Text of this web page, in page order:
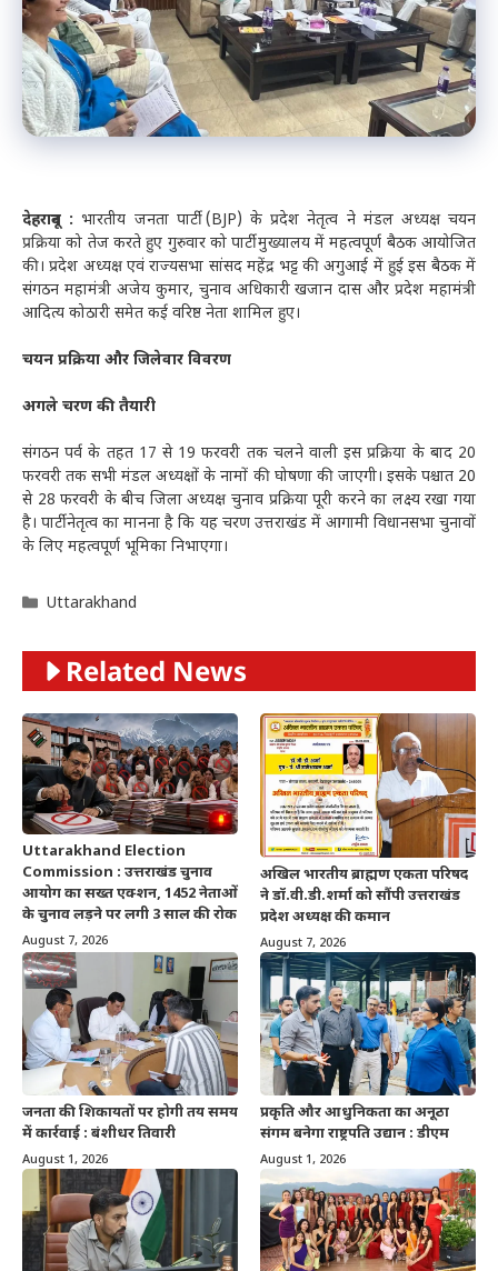
देहरादून : भारतीय जनता पार्टी (BJP) के प्रदेश नेतृत्व ने मंडल अध्यक्ष चयन
प्रक्रिया को तेज करते हुए गुरुवार को पार्टी मुख्यालय में महत्वपूर्ण बैठक आयोजित
की। प्रदेश अध्यक्ष एवं राज्यसभा सांसद महेंद्र भट्ट की अगुआई में हुई इस बैठक में
संगठन महामंत्री अजेय कुमार, चुनाव अधिकारी खजान दास और प्रदेश महामंत्री
आदित्य कोठारी समेत कई वरिष्ठ नेता शामिल हुए।
चयन प्रक्रिया और जिलेवार विवरण
अगले चरण की तैयारी
संगठन पर्व के तहत 17 से 19 फरवरी तक चलने वाली इस प्रक्रिया के बाद 20
फरवरी तक सभी मंडल अध्यक्षों के नामों की घोषणा की जाएगी। इसके पश्चात 20
से 28 फरवरी के बीच जिला अध्यक्ष चुनाव प्रक्रिया पूरी करने का लक्ष्य रखा गया
है। पार्टी नेतृत्व का मानना है कि यह चरण उत्तराखंड में आगामी विधानसभा चुनावों
के लिए महत्वपूर्ण भूमिका निभाएगा।
Categories
Uttarakhand
Related News
Uttarakhand Election
Commission : उत्तराखंड चुनाव
आयोग का सख्त एक्शन, 1452 नेताओं
के चुनाव लड़ने पर लगी 3 साल की रोक
August 7, 2026
अखिल भारतीय ब्राह्मण एकता परिषद
ने डॉ.वी.डी.शर्मा को सौंपी उत्तराखंड
प्रदेश अध्यक्ष की कमान
August 7, 2026
जनता की शिकायतों पर होगी तय समय
में कार्रवाई : बंशीधर तिवारी
August 1, 2026
प्रकृति और आधुनिकता का अनूठा
संगम बनेगा राष्ट्रपति उद्यान : डीएम
August 1, 2026